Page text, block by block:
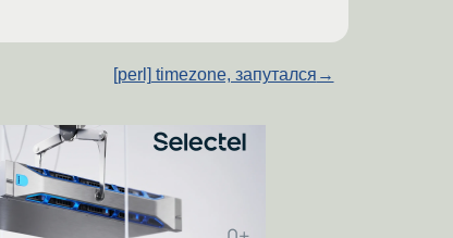
[perl] timezone, запутался →